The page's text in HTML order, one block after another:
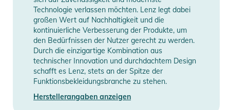
Fasern
- waschbar bei 30°C in der Maschine
- Komfort-Bündchen mit Druckknöpfen fixieren den lithium
- kombinierbar mit allen Lenz lithium packs
Produktinformationen und
Sicherheitshinweise
Technologie verlassen möchten. Lenz legt dabei
großen Wert auf Nachhaltigkeit und die
kontinuierliche Verbesserung der Produkte, um
den Bedürfnissen der Nutzer gerecht zu werden.
Durch die einzigartige Kombination aus
technischer Innovation und durchdachtem Design
schafft es Lenz, stets an der Spitze der
Funktionsbekleidungsbranche zu stehen.
Herstellerangaben anzeigen